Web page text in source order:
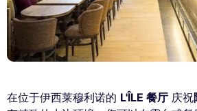
在位于伊西莱穆利诺的 L'ÎLE 餐厅 庆祝